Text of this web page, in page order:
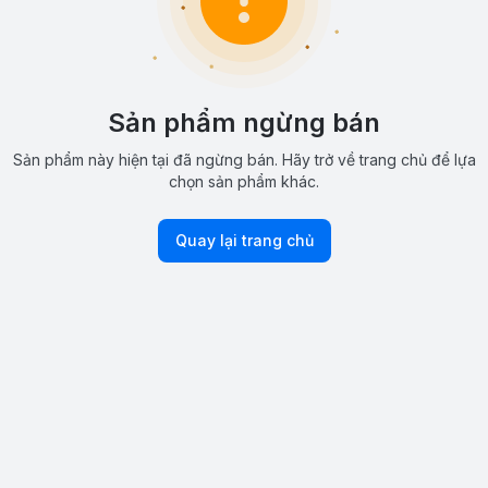
Sản phẩm ngừng bán
Sản phẩm này hiện tại đã ngừng bán. Hãy trở về trang chủ để lựa
chọn sản phẩm khác.
Quay lại trang chủ